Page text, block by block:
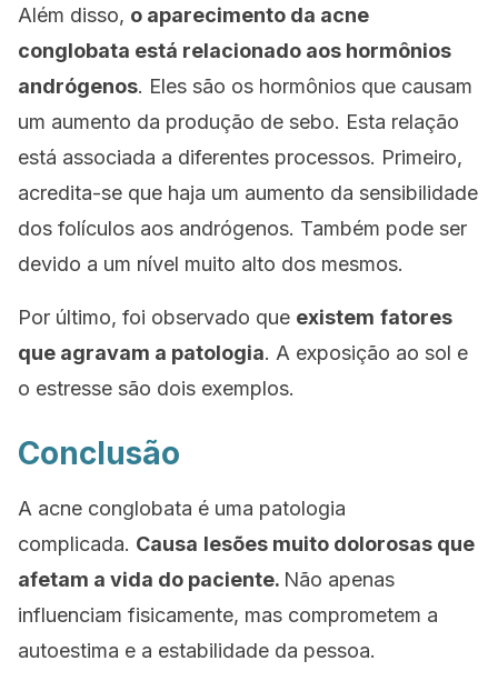
Além disso, o aparecimento da acne
conglobata está relacionado aos hormônios
andrógenos. Eles são os hormônios que causam
um aumento da produção de sebo. Esta relação
está associada a diferentes processos. Primeiro,
acredita-se que haja um aumento da sensibilidade
dos folículos aos andrógenos. Também pode ser
devido a um nível muito alto dos mesmos.
Por último, foi observado que existem fatores
que agravam a patologia. A exposição ao sol e
o estresse são dois exemplos.
Conclusão
A acne conglobata é uma patologia
complicada. Causa lesões muito dolorosas que
afetam a vida do paciente. Não apenas
influenciam fisicamente, mas comprometem a
autoestima e a estabilidade da pessoa.